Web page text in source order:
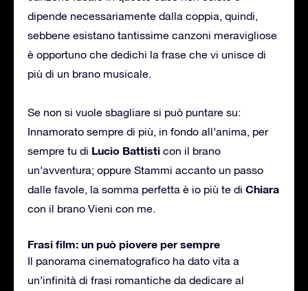
dipende necessariamente dalla coppia, quindi,
sebbene esistano tantissime canzoni meravigliose
è opportuno che dedichi la frase che vi unisce di
più di un brano musicale.
Se non si vuole sbagliare si può puntare su:
Innamorato sempre di più, in fondo all’anima, per
sempre tu di Lucio Battisti con il brano
un’avventura; oppure Stammi accanto un passo
dalle favole, la somma perfetta è io più te di Chiara
con il brano Vieni con me.
Frasi film: un può piovere per sempre
Il panorama cinematografico ha dato vita a
un’infinità di frasi romantiche da dedicare al